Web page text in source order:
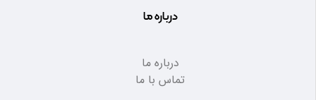
درباره ما
درباره ما
تماس با ما